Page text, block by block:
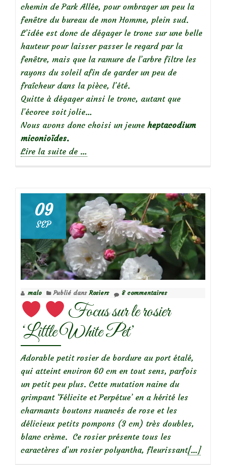
chemin de Park Allée, pour ombrager un peu la
fenêtre du bureau de mon Homme, plein sud.
L’idée est donc de dégager le tronc sur une belle
hauteur pour laisser passer le regard par la
fenêtre, mais que la ramure de l’arbre filtre les
rayons du soleil afin de garder un peu de
fraîcheur dans la pièce, l’été.
Quitte à dégager ainsi le tronc, autant que
l’écorce soit jolie…
Nous avons donc choisi un jeune heptacodium
miconioïdes.
Lire la suite de à
A
l’ombre
de
l’heptacodium
miconioïdes
…
09
SEP
malo Publié dans Rosiers 8 commentaires
Focus sur le rosier
‘Little White Pet’
Adorable petit rosier de bordure au port étalé,
qui atteint environ 60 cm en tout sens, parfois
un petit peu plus. Cette mutation naine du
grimpant ‘Félicite et Perpétue’ en a hérité les
charmants boutons nuancés de rose et les
délicieux petits pompons (3 cm) très doubles,
blanc crème. Ce rosier présente tous les
caractères d’un rosier polyantha, fleurissantEn
[…]